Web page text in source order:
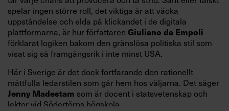
spelar ingen större roll, det viktiga är att väcka
uppståndelse och elda på klickandet i de digitala
plattformarna, är hur författaren Giuliano da Empoli
förklarat logiken bakom den gränslösa politiska stil som
visat sig så framgångsrik i inte minst USA.
Här i Sverige är det dock fortfarande den rationellt
måttfulla ledarstilen som går hem hos väljarna. Det säger
Jenny Madestam som är docent i statsvetenskap och
lektor vid Södertörns högskola.